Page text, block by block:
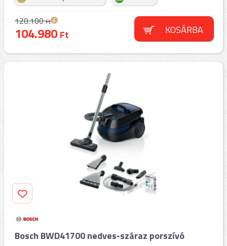
120.100Ft
104.980Ft KOSÁRBA
Bosch BWD41700 nedves-száraz porszívó